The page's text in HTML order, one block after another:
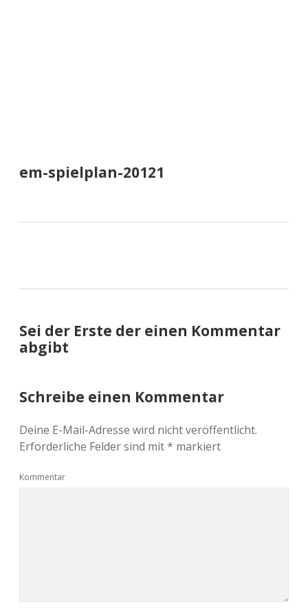
em-spielplan-20121
Sei der Erste der einen Kommentar
abgibt
Schreibe einen Kommentar
Deine E-Mail-Adresse wird nicht veröffentlicht.
Erforderliche Felder sind mit* markiert
Kommentar